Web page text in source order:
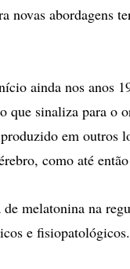
novas abordagens
ainda nos anos
que sinaliza para o
em outros
como até
melatonina na
e fisiopatológicos.